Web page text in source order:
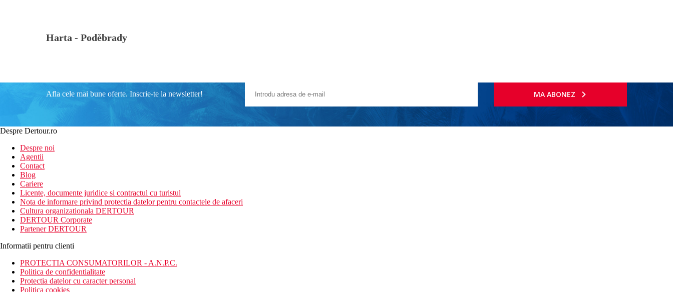
Harta - Poděbrady
Afla cele mai bune oferte. Inscrie-te la newsletter! MA ABONEZ
Despre Dertour.ro
Despre noi
Agentii
Contact
Blog
Cariere
Licente, documente juridice si contractul cu turistul
Nota de informare privind protectia datelor pentru contactele de afaceri
Cultura organizationala DERTOUR
DERTOUR Corporate
Partener DERTOUR
Informatii pentru clienti
PROTECTIA CONSUMATORILOR - A.N.P.C.
Politica de confidentialitate
Protectia datelor cu caracter personal
Politica cookies